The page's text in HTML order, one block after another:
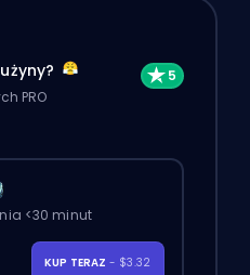
PRO
<30 minut
KUP TERAZ - $3.32